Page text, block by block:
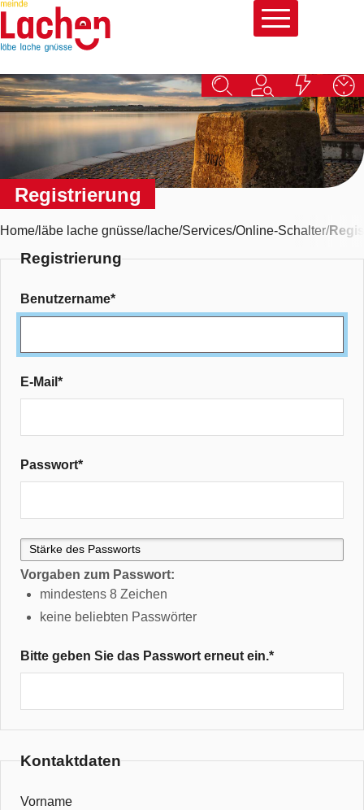
Navigieren in Lachen
Schnellnavigation
Registrierung
Home läbe lache gnüsse lache Services Online-Schalter
Registrierung
Registrierung
Benutzername*
E-Mail *
Passwort*
Vorgaben zum Passwort:
mindestens 8 Zeichen
keine beliebten Passwörter
Bitte geben Sie das Passwort erneut ein.*
Kontaktdaten
Vorname